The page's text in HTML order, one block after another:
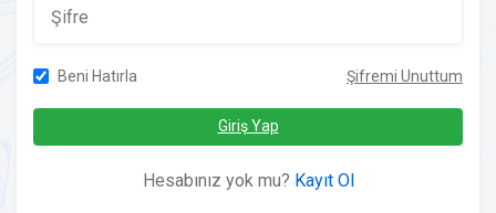
Beni Hatırla Şifremi Unuttum
Giriş Yap
Hesabınız yok mu? Kayıt Ol